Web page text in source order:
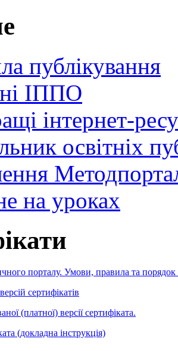
публікування
ІППО
інтернет-
освітніх
на уроках
порталу. Умови, правила та порядок
сертифікатів
(платної) версії сертифіката.
(докладна інструкція)